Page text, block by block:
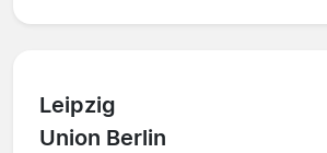
Leipzig
Union Berlin